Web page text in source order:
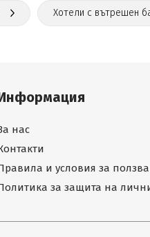
Хотели с вътрешен
нас
и условия за
за защита на